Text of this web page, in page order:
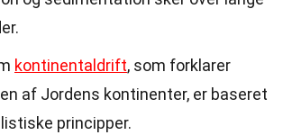
kontinentaldrift, som forklarer
af Jordens kontinenter, er baseret
principper.